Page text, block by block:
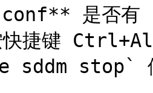
是否有
快捷键
stop` 停